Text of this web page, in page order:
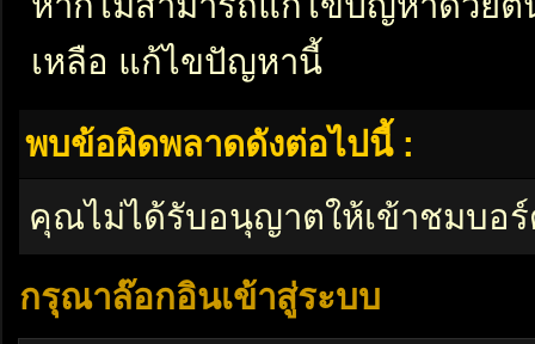
เหลือ แก้ไขปัญหานี้
พบข้อผิดพลาดดังต่อไปนี้ :
คุณไม่ได้รับอนุญาตให้เข้าชมบอ
กรุณาล๊อกอินเข้าสู่ระบบ